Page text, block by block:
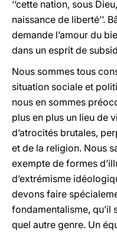
‘‘cette nation, sous
naissance de liberté’’.
demande l’amour du
dans un esprit de
Nous sommes tous
situation sociale et
nous en sommes
plus en plus un lieu de
d’atrocités brutales,
et de la religion. Nous
exempte de formes
d’extrémisme
devons faire
fondamentalisme, qu’il
quel autre genre. Un